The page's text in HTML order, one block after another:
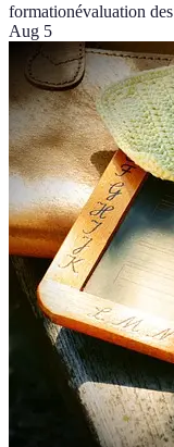
formationévaluation
Aug 5